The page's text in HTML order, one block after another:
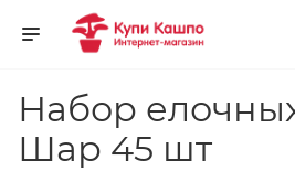
Набор
Шар 45 шт